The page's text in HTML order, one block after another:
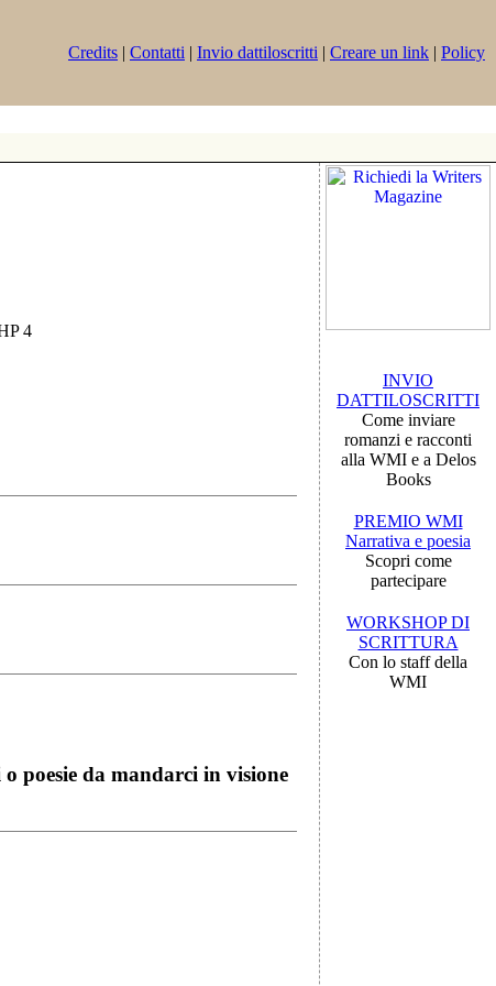
Credits | Contatti | Invio dattiloscritti | Creare un link | Policy
4
poesie da mandarci in visione
INVIO
DATTILOSCRITTI
Come inviare
romanzi e racconti
alla WMI e a Delos
Books
PREMIO WMI
Narrativa e poesia
Scopri come
partecipare
WORKSHOP DI
SCRITTURA
Con lo staff della
WMI